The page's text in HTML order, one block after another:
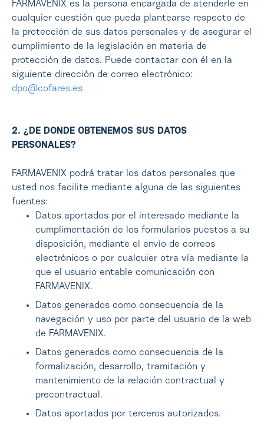
FARMAVENIX es la persona encargada de atenderle en
cualquier cuestión que pueda plantearse respecto de
la protección de sus datos personales y de asegurar el
cumplimiento de la legislación en materia de
protección de datos. Puede contactar con él en la
siguiente dirección de correo electrónico:
dpo@cofares.es
2. ¿DE DONDE OBTENEMOS SUS DATOS
PERSONALES?
FARMAVENIX podrá tratar los datos personales que
usted nos facilite mediante alguna de las siguientes
fuentes:
Datos aportados por el interesado mediante la
cumplimentación de los formularios puestos a su
disposición, mediante el envío de correos
electrónicos o por cualquier otra vía mediante la
que el usuario entable comunicación con
FARMAVENIX.
Datos generados como consecuencia de la
navegación y uso por parte del usuario de la web
de FARMAVENIX.
Datos generados como consecuencia de la
formalización, desarrollo, tramitación y
mantenimiento de la relación contractual y
precontractual.
Datos aportados por terceros autorizados.